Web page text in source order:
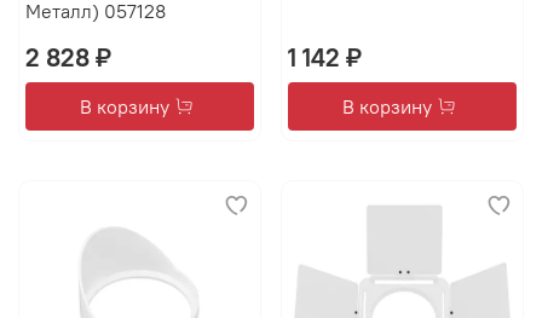
Металл) 057128
2 828 ₽
В корзину
1 142 ₽
В корзину